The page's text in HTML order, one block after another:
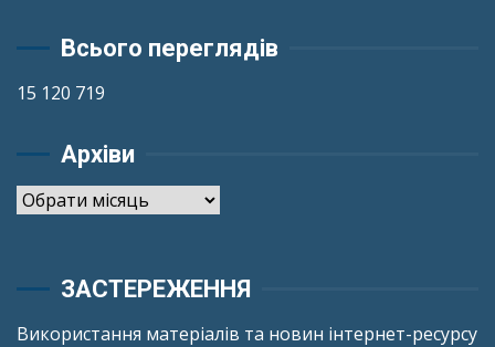
Всього переглядів
15 120 719
Архіви
Архіви
ЗАСТЕРЕЖЕННЯ
Використання матеріалів та новин інтернет-ресурсу